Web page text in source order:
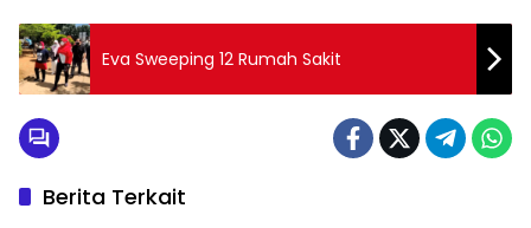
Eva Sweeping 12 Rumah Sakit
Berita Terkait